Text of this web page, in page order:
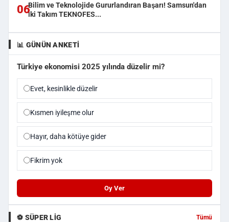
06Bilim ve Teknolojide Gururlandıran Başarı! Samsun'dan
İki Takım TEKNOFES...
📊 GÜNÜN ANKETI
Türkiye ekonomisi 2025 yılında düzelir mi?
Evet, kesinlikle düzelir
Kısmen iyileşme olur
Hayır, daha kötüye gider
Fikrim yok
Oy Ver
⚽ SÜPER LIG Tümü